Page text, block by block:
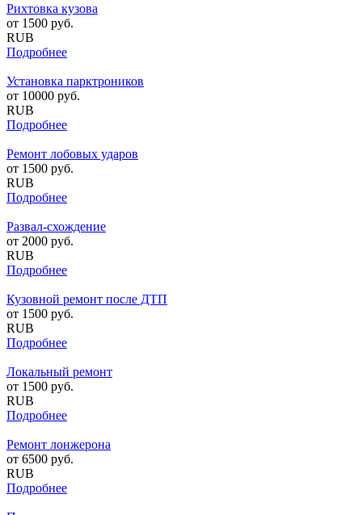
Рихтовка кузова
от 1500 руб.
RUB
Подробнее
Установка парктроников
от 10000 руб.
RUB
Подробнее
Ремонт лобовых ударов
от 1500 руб.
RUB
Подробнее
Развал-схождение
от 2000 руб.
RUB
Подробнее
Кузовной ремонт после ДТП
от 1500 руб.
RUB
Подробнее
Локальный ремонт
от 1500 руб.
RUB
Подробнее
Ремонт лонжерона
от 6500 руб.
RUB
Подробнее